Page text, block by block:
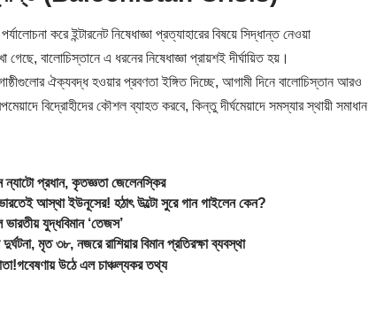
করে ইন্টারনেট নিষেধাজ্ঞা প্রত্যাহারের বিষয়ে সিদ্ধান্ত নেওয়া
বালোচিস্তানে এ ধরনের নিষেধাজ্ঞা প্রায়শই দীর্ঘায়িত হয়।
ঐক্যবদ্ধ হওয়ার প্রবণতা ইঙ্গিত দিচ্ছে, আগামী দিনে বালোচিস্তান আরও
বিদ্রোহীদের কৌশল ব্যাহত করবে, কিন্তু দীর্ঘমেয়াদে সমস্যার স্থায়ী সমাধান
প্রধান, কৃতজ্ঞতা জেলেনস্কির
ইউনূসের! হঠাৎ উল্টো সুরে গান গাইলেন কেন?
যুদ্ধবিমান ‘তেজস’
মৃত ৩৮, নজরে রাশিয়ার বিমান প্রতিরক্ষা ব্যবস্থা
উঠে এল চাঞ্চল্যকর তথ্য